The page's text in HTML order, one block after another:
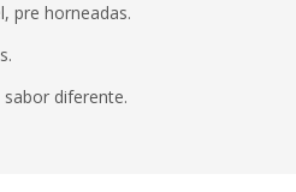
pre horneadas.
diferente.